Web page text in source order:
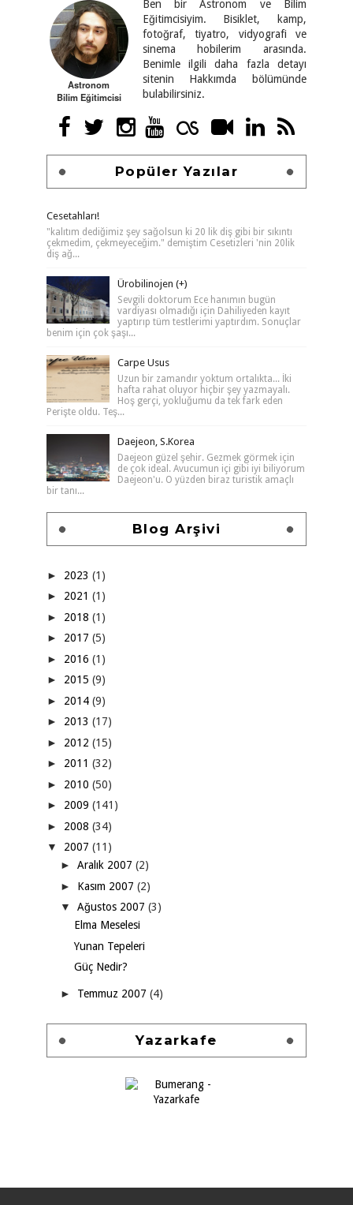
Astronom
Bilim Eğitimcisi
Ben bir Astronom ve Bilim
Eğitimcisiyim. Bisiklet, kamp,
fotoğraf, tiyatro, vidyografi ve
sinema hobilerim arasında.
Benimle ilgili daha fazla detayı
sitenin Hakkımda bölümünde
bulabilirsiniz.
Popüler Yazılar
Cesetahları!
"kalıtım dediğimiz şey sağolsun ki 20 lik diş gibi bir sıkıntı
çekmedim, çekmeyeceğim." demiştim Cesetizleri 'nin 20lik
diş ağ...
Ürobilinojen (+)
Sevgili doktorum Ece hanımın bugün
vardiyası olmadığı için Dahiliyeden kayıt
yaptırıp tüm testlerimi yaptırdım. Sonuçlar
benim için çok şaşı...
Carpe Usus
Uzun bir zamandır yoktum ortalıkta... İki
hafta rahat oluyor hiçbir şey yazmayalı.
Hoş gerçi, yokluğumu da tek fark eden
Perişte oldu. Teş...
Daejeon, S.Korea
Daejeon güzel şehir. Gezmek görmek için
de çok ideal. Avucumun içi gibi iyi biliyorum
Daejeon'u. O yüzden biraz turistik amaçlı
bir tanı...
Blog Arşivi
► 2023 (1)
► 2021 (1)
► 2018 (1)
► 2017 (5)
► 2016 (1)
► 2015 (9)
► 2014 (9)
► 2013 (17)
► 2012 (15)
► 2011 (32)
► 2010 (50)
► 2009 (141)
► 2008 (34)
▼ 2007 (11)
► Aralık 2007 (2)
► Kasım 2007 (2)
▼ Ağustos 2007 (3)
Elma Meselesi
Yunan Tepeleri
Güç Nedir?
► Temmuz 2007 (4)
Yazarkafe